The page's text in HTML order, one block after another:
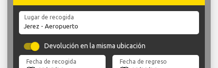
Lugar de recogida
Devolución en la misma ubicación
Fecha de recogida Fecha de regreso